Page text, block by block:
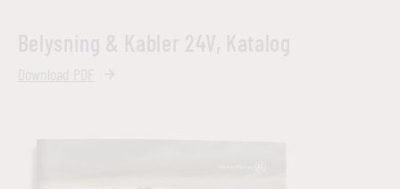
Belysning & Kabler 24V, Katalog
Download PDF